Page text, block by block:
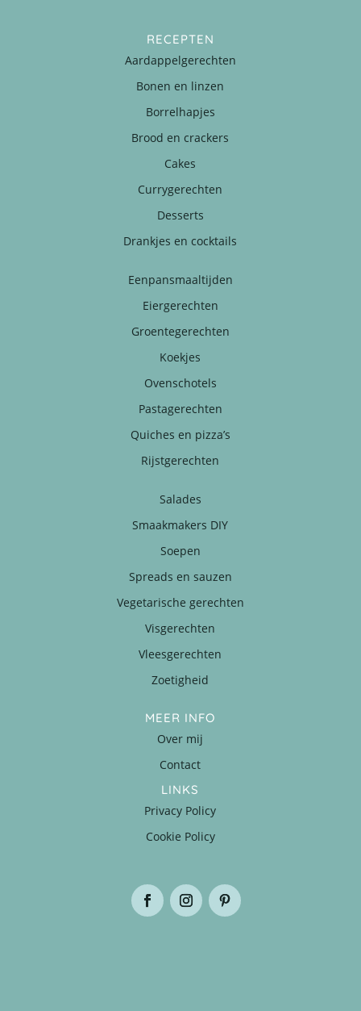
RECEPTEN
Aardappelgerechten
Bonen en linzen
Borrelhapjes
Brood en crackers
Cakes
Currygerechten
Desserts
Drankjes en cocktails
Eenpansmaaltijden
Eiergerechten
Groentegerechten
Koekjes
Ovenschotels
Pastagerechten
Quiches en pizza’s
Rijstgerechten
Salades
Smaakmakers DIY
Soepen
Spreads en sauzen
Vegetarische gerechten
Visgerechten
Vleesgerechten
Zoetigheid
MEER INFO
Over mij
Contact
LINKS
Privacy Policy
Cookie Policy